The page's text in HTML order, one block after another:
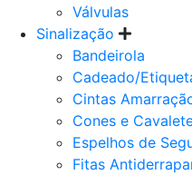
Válvulas
Sinalização
Bandeirola
Cadeado/
Cintas
Cones e
Espelhos de
Fitas